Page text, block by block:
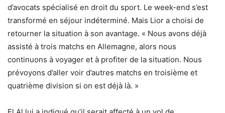
d’avocats spécialisé en droit du sport. Le week-end s’est
transformé en séjour indéterminé. Mais Lior a choisi de
retourner la situation à son avantage. « Nous avons déjà
assisté à trois matchs en Allemagne, alors nous
continuons à voyager et à profiter de la situation. Nous
prévoyons d’aller voir d’autres matchs en troisième et
quatrième division si on est déjà là. »